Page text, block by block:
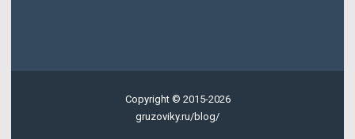
Copyright © 2015-2026
gruzoviky.ru/blog/